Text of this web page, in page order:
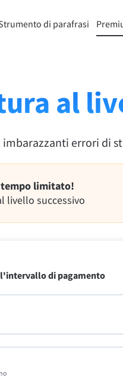
di parafrasi
Sblocca tutte le
Premium
corretto.
Plugin per Office
al
errori di
limitato!
livello successivo
di pagamento